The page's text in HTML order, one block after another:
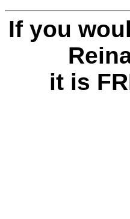
If you
it is